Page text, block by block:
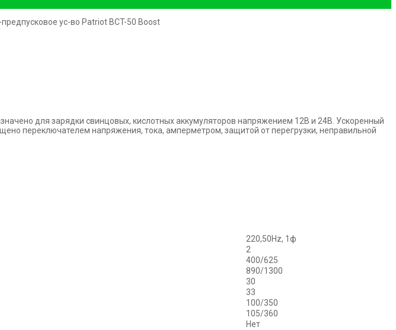
ус-во Patriot BCT-50 Boost
для зарядки свинцовых, кислотных аккумуляторов напряжением 12В и 24В. Ускоренный
переключателем напряжения, тока, амперметром, защитой от перегрузки, неправильной
220,50Hz, 1ф
2
400/625
890/1300
30
33
100/350
105/360
Нет